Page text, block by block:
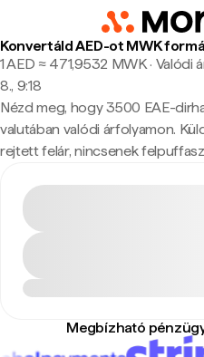
Konvertáld AED-ot MWK
1 AED ≈ 471,9532 MWK · Valódi
8., 9:18
Nézd meg, hogy 3500 EAE-
valutában valódi árfolyamon.
rejtett felár, nincsenek
Megbízható